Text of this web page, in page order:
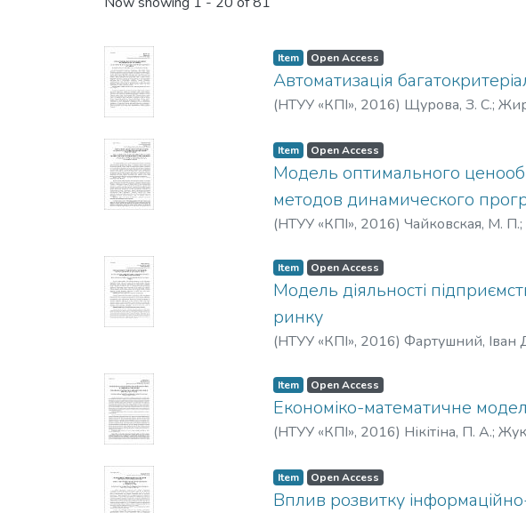
Item Open Access
Автоматизація
(НТУУ «КПІ», 2016) Щурова, З. С.;
Item Open Access
Модель оптимального
методов динамического
(НТУУ «КПІ», 2016) Чайковская, М. П.;
Item Open Access
Модель діяльності
ринку
(НТУУ «КПІ», 2016) Фартушний, Іван
Item Open Access
Економіко-математичне
(НТУУ «КПІ», 2016) Нікітіна, П. А.;
Item Open Access
Вплив розвитку